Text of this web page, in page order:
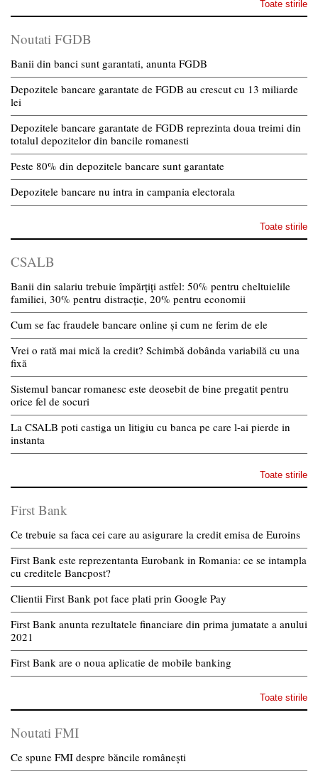
Toate stirile
Noutati FGDB
Banii din banci sunt garantati, anunta FGDB
Depozitele bancare garantate de FGDB au crescut cu 13 miliarde
lei
Depozitele bancare garantate de FGDB reprezinta doua treimi din
totalul depozitelor din bancile romanesti
Peste 80% din depozitele bancare sunt garantate
Depozitele bancare nu intra in campania electorala
Toate stirile
CSALB
Banii din salariu trebuie împărțiți astfel: 50% pentru cheltuielile
familiei, 30% pentru distracție, 20% pentru economii
Cum se fac fraudele bancare online și cum ne ferim de ele
Vrei o rată mai mică la credit? Schimbă dobânda variabilă cu una
fixă
Sistemul bancar romanesc este deosebit de bine pregatit pentru
orice fel de socuri
La CSALB poti castiga un litigiu cu banca pe care l-ai pierde in
instanta
Toate stirile
First Bank
Ce trebuie sa faca cei care au asigurare la credit emisa de Euroins
First Bank este reprezentanta Eurobank in Romania: ce se intampla
cu creditele Bancpost?
Clientii First Bank pot face plati prin Google Pay
First Bank anunta rezultatele financiare din prima jumatate a anului
2021
First Bank are o noua aplicatie de mobile banking
Toate stirile
Noutati FMI
Ce spune FMI despre băncile românești